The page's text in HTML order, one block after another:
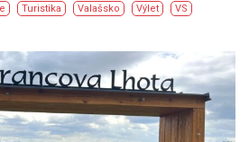
Turistika Valašsko Výlet VS